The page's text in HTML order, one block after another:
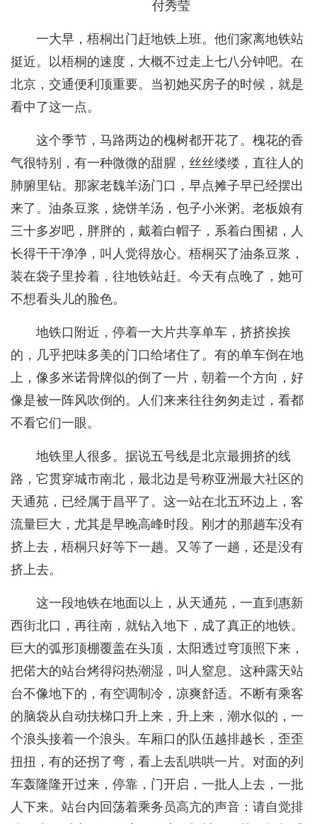
付秀莹
一大早，梧桐出门赶地铁上班。他们家离地铁站
挺近。以梧桐的速度，大概不过走上七八分钟吧。在
北京，交通便利顶重要。当初她买房子的时候，就是
看中了这一点。
这个季节，马路两边的槐树都开花了。槐花的香
气很特别，有一种微微的甜腥，丝丝缕缕，直往人的
肺腑里钻。那家老魏羊汤门口，早点摊子早已经摆出
来了。油条豆浆，烧饼羊汤，包子小米粥。老板娘有
三十多岁吧，胖胖的，戴着白帽子，系着白围裙，人
长得干干净净，叫人觉得放心。梧桐买了油条豆浆，
装在袋子里拎着，往地铁站赶。今天有点晚了，她可
不想看头儿的脸色。
地铁口附近，停着一大片共享单车，挤挤挨挨
的，几乎把味多美的门口给堵住了。有的单车倒在地
上，像多米诺骨牌似的倒了一片，朝着一个方向，好
像是被一阵风吹倒的。人们来来往往匆匆走过，看都
不看它们一眼。
地铁里人很多。据说五号线是北京最拥挤的线
路，它贯穿城市南北，最北边是号称亚洲最大社区的
天通苑，已经属于昌平了。这一站在北五环边上，客
流量巨大，尤其是早晚高峰时段。刚才的那趟车没有
挤上去，梧桐只好等下一趟。又等了一趟，还是没有
挤上去。
这一段地铁在地面以上，从天通苑，一直到惠新
西街北口，再往南，就钻入地下，成了真正的地铁。
巨大的弧形顶棚覆盖在头顶，太阳透过穹顶照下来，
把偌大的站台烤得闷热潮湿，叫人窒息。这种露天站
台不像地下的，有空调制冷，凉爽舒适。不断有乘客
的脑袋从自动扶梯口升上来，升上来，潮水似的，一
个浪头接着一个浪头。车厢口的队伍越排越长，歪歪
扭扭，有的还拐了弯，看上去乱哄哄一片。对面的列
车轰隆隆开过来，停靠，门开启，一批人上去，一批
人下来。站台内回荡着乘务员高亢的声音：请自觉排